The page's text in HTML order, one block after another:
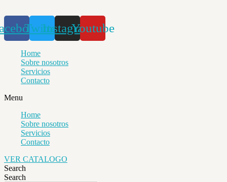
TwitterInstagramYoutube
Home
Sobre nosotros
Servicios
Contacto
Menu
Home
Sobre nosotros
Servicios
Contacto
VER CATALOGO
Search
Search